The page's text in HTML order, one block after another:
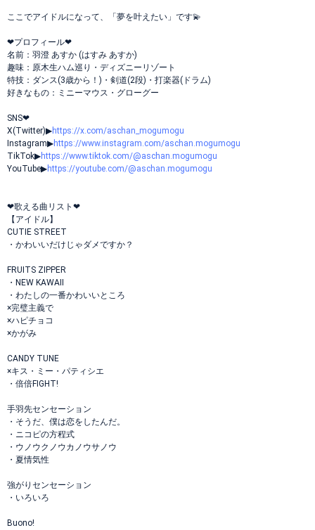
ここでアイドルになって、「夢を叶えたい」です💫
‪‪❤︎‬プロフィール❤︎
名前：羽澄 あすか (はすみ あすか)
趣味：原木生ハム巡り・ディズニーリゾート
特技：ダンス(3歳から！)・剣道(2段)・打楽器(ドラム)
好きなもの：ミニーマウス・グローグー
SNS‪‪❤︎‬
X(Twitter)▶︎https://x.com/aschan_mogumogu
Instagram▶︎https://www.instagram.com/aschan.mogumogu
TikTok▶︎https://www.tiktok.com/@aschan.mogumogu
YouTube▶︎https://youtube.com/@aschan.mogumogu
‪‪❤︎歌える曲リスト‬❤︎
【アイドル】
CUTIE STREET
・かわいいだけじゃダメですか？
FRUITS ZIPPER
・NEW KAWAII
・わたしの一番かわいいところ
×完璧主義で
×ハピチョコ
×かがみ
CANDY TUNE
×キス・ミー・パティシエ
・倍倍FIGHT!
手羽先センセーション
・そうだ、僕は恋をしたんだ。
・ニコピの方程式
・ウノウクノウカノウサノウ
・夏情気性
強がりセンセーション
・いろいろ
Buono!